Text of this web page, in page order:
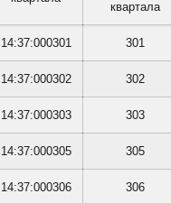
квартала
14:37:000301 301
14:37:000302 302
14:37:000303 303
14:37:000305 305
14:37:000306 306